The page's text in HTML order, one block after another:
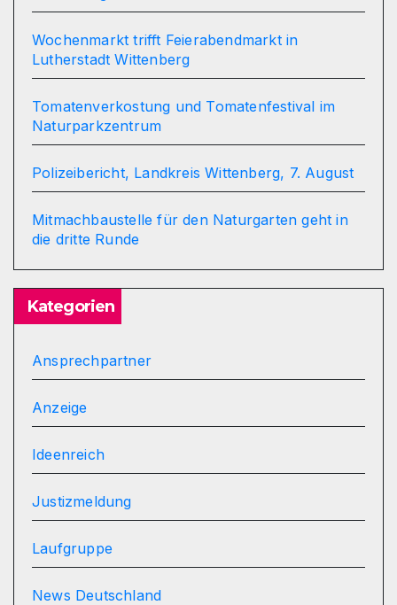
Wochenmarkt trifft Feierabendmarkt in
Lutherstadt Wittenberg
Tomatenverkostung und Tomatenfestival im
Naturparkzentrum
Polizeibericht, Landkreis Wittenberg, 7. August
Mitmachbaustelle für den Naturgarten geht in
die dritte Runde
Kategorien
Ansprechpartner
Anzeige
Ideenreich
Justizmeldung
Laufgruppe
News Deutschland